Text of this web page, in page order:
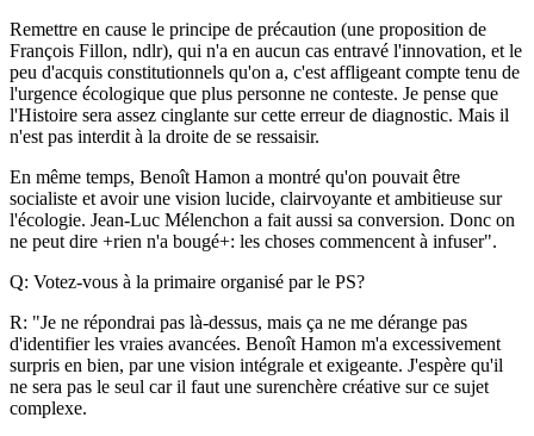
Remettre en cause le principe de précaution (une proposition de
François Fillon, ndlr), qui n'a en aucun cas entravé l'innovation, et le
peu d'acquis constitutionnels qu'on a, c'est affligeant compte tenu de
l'urgence écologique que plus personne ne conteste. Je pense que
l'Histoire sera assez cinglante sur cette erreur de diagnostic. Mais il
n'est pas interdit à la droite de se ressaisir.
En même temps, Benoît Hamon a montré qu'on pouvait être
socialiste et avoir une vision lucide, clairvoyante et ambitieuse sur
l'écologie. Jean-Luc Mélenchon a fait aussi sa conversion. Donc on
ne peut dire +rien n'a bougé+: les choses commencent à infuser".
Q: Votez-vous à la primaire organisé par le PS?
R: "Je ne répondrai pas là-dessus, mais ça ne me dérange pas
d'identifier les vraies avancées. Benoît Hamon m'a excessivement
surpris en bien, par une vision intégrale et exigeante. J'espère qu'il
ne sera pas le seul car il faut une surenchère créative sur ce sujet
complexe.